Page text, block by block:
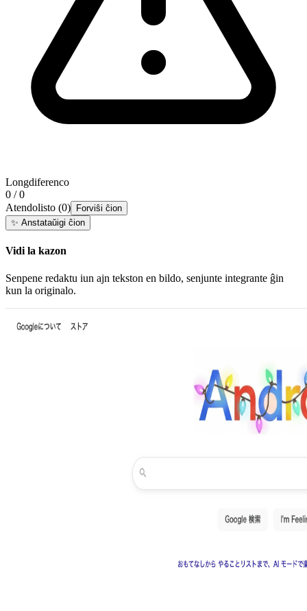
Longdiferenco
0 / 0
Atendolisto (0)
Forviŝi ĉion
✨ Anstataŭigi ĉion
Vidi la kazon
Senpene redaktu iun ajn tekston en bildo, senjunte integrante ĝin
kun la originalo.